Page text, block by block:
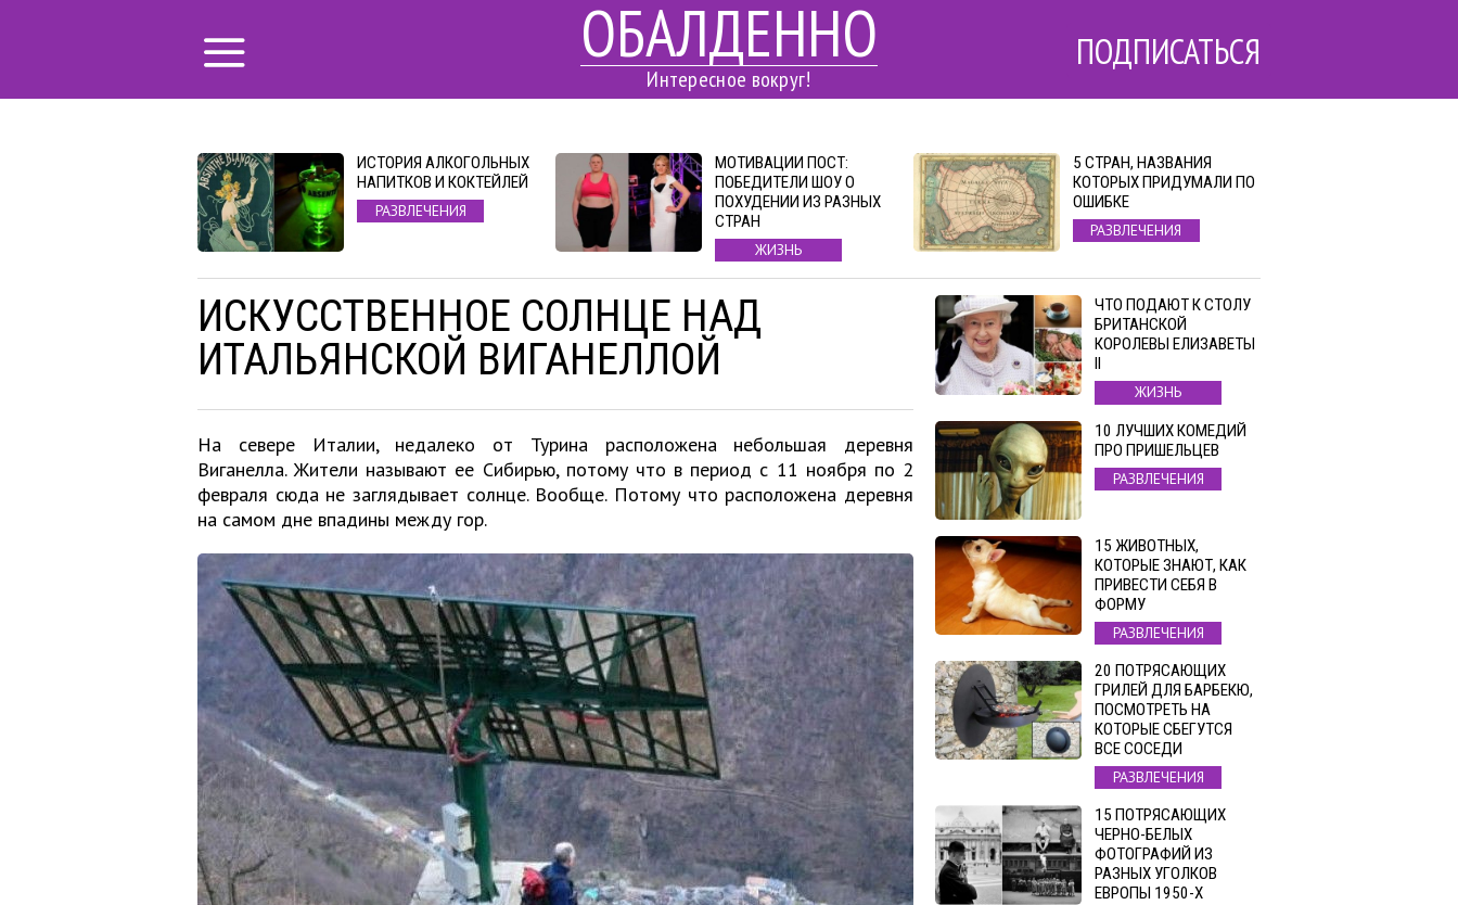
ОБАЛДЕННО
Интересное вокруг!
ПОДПИСАТЬСЯ
ИСТОРИЯ АЛКОГОЛЬНЫХ
НАПИТКОВ И КОКТЕЙЛЕЙ
РАЗВЛЕЧЕНИЯ
МОТИВАЦИИ ПОСТ:
ПОБЕДИТЕЛИ ШОУ О
ПОХУДЕНИИ ИЗ РАЗНЫХ
СТРАН
ЖИЗНЬ
5 СТРАН, НАЗВАНИЯ
КОТОРЫХ ПРИДУМАЛИ ПО
ОШИБКЕ
РАЗВЛЕЧЕНИЯ
ИСКУССТВЕННОЕ СОЛНЦЕ НАД
ИТАЛЬЯНСКОЙ ВИГАНЕЛЛОЙ
На севере Италии, недалеко от Турина расположена небольшая деревня
Виганелла. Жители называют ее Сибирью, потому что в период с 11 ноября по 2
февраля сюда не заглядывает солнце. Вообще. Потому что расположена деревня
на самом дне впадины между гор.
ЧТО ПОДАЮТ К СТОЛУ
БРИТАНСКОЙ
КОРОЛЕВЫ ЕЛИЗАВЕТЫ
II
ЖИЗНЬ
10 ЛУЧШИХ КОМЕДИЙ
ПРО ПРИШЕЛЬЦЕВ
РАЗВЛЕЧЕНИЯ
15 ЖИВОТНЫХ,
КОТОРЫЕ ЗНАЮТ, КАК
ПРИВЕСТИ СЕБЯ В
ФОРМУ
РАЗВЛЕЧЕНИЯ
20 ПОТРЯСАЮЩИХ
ГРИЛЕЙ ДЛЯ БАРБЕКЮ,
ПОСМОТРЕТЬ НА
КОТОРЫЕ СБЕГУТСЯ
ВСЕ СОСЕДИ
РАЗВЛЕЧЕНИЯ
15 ПОТРЯСАЮЩИХ
ЧЕРНО-БЕЛЫХ
ФОТОГРАФИЙ ИЗ
РАЗНЫХ УГОЛКОВ
ЕВРОПЫ 1950-Х